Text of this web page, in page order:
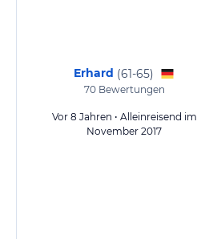
Erhard (61-65)
70Bewertungen
Vor 8 Jahren • Alleinreisend im
November 2017